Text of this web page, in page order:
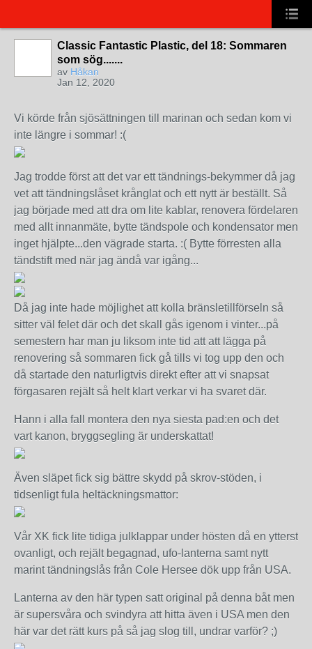
Classic Fantastic Plastic, del 18: Sommaren
som sög.......
av Håkan
Jan 12, 2020
Vi körde från sjösättningen till marinan och sedan kom vi
inte längre i sommar! :(
Jag trodde först att det var ett tändnings-bekymmer då jag
vet att tändningslåset krånglat och ett nytt är beställt. Så
jag började med att dra om lite kablar, renovera fördelaren
med allt innanmäte, bytte tändspole och kondensator men
inget hjälpte...den vägrade starta. :( Bytte förresten alla
tändstift med när jag ändå var igång...
Då jag inte hade möjlighet att kolla bränsletillförseln så
sitter väl felet där och det skall gås igenom i vinter...på
semestern har man ju liksom inte tid att att lägga på
renovering så sommaren fick gå tills vi tog upp den och
då startade den naturligtvis direkt efter att vi snapsat
förgasaren rejält så helt klart verkar vi ha svaret där.
Hann i alla fall montera den nya siesta pad:en och det
vart kanon, bryggsegling är underskattat!
Även släpet fick sig bättre skydd på skrov-stöden, i
tidsenligt fula heltäckningsmattor:
Vår XK fick lite tidiga julklappar under hösten då en ytterst
ovanligt, och rejält begagnad, ufo-lanterna samt nytt
marint tändningslås från Cole Hersee dök upp från USA.
Lanterna av den här typen satt original på denna båt men
är supersvåra och svindyra att hitta även i USA men den
här var det rätt kurs på så jag slog till, undrar varför? ;)